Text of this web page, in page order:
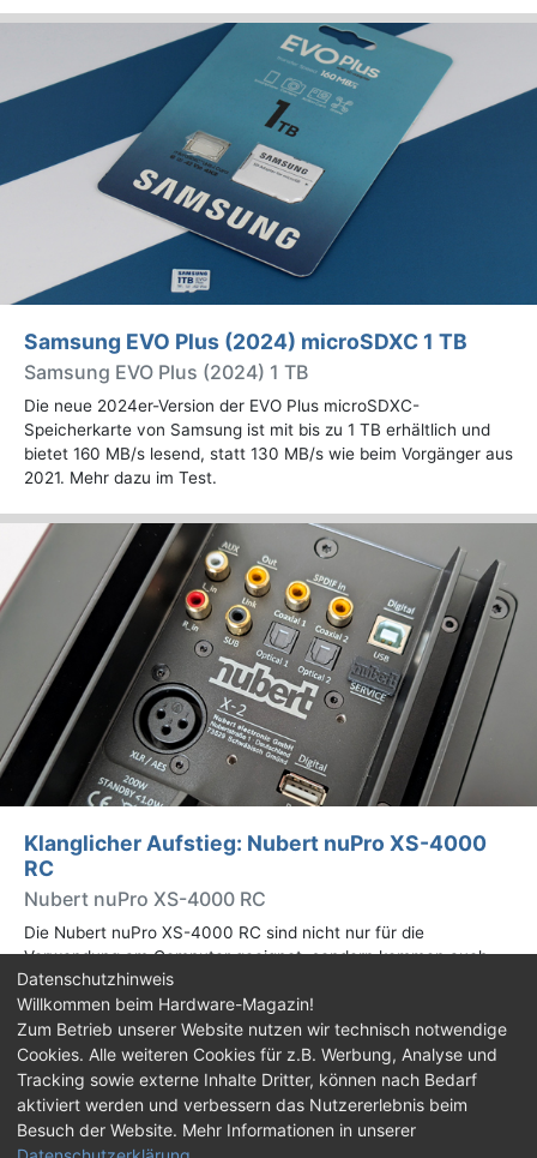
Samsung EVO Plus (2024) microSDXC 1 TB
Samsung EVO Plus (2024) 1 TB
Die neue 2024er-Version der EVO Plus microSDXC-
Speicherkarte von Samsung ist mit bis zu 1 TB erhältlich und
bietet 160 MB/s lesend, statt 130 MB/s wie beim Vorgänger aus
2021. Mehr dazu im Test.
Klanglicher Aufstieg: Nubert nuPro XS-4000
RC
Nubert nuPro XS-4000 RC
Die Nubert nuPro XS-4000 RC sind nicht nur für die
Verwendung am Computer geeignet, sondern kommen auch
mit HDMI ARC, Bluetooth und Fernbedienung.
Impressum |Kontakt|Jobs |Datenschutz|
Consent‑Einstellungen|Haftungsausschluss
Feed Facebook YouTube
Datenschutzhinweis
Willkommen beim Hardware-Magazin!
Zum Betrieb unserer Website nutzen wir technisch notwendige
Cookies. Alle weiteren Cookies für z.B. Werbung, Analyse und
Tracking sowie externe Inhalte Dritter, können nach Bedarf
aktiviert werden und verbessern das Nutzererlebnis beim
Besuch der Website. Mehr Informationen in unserer